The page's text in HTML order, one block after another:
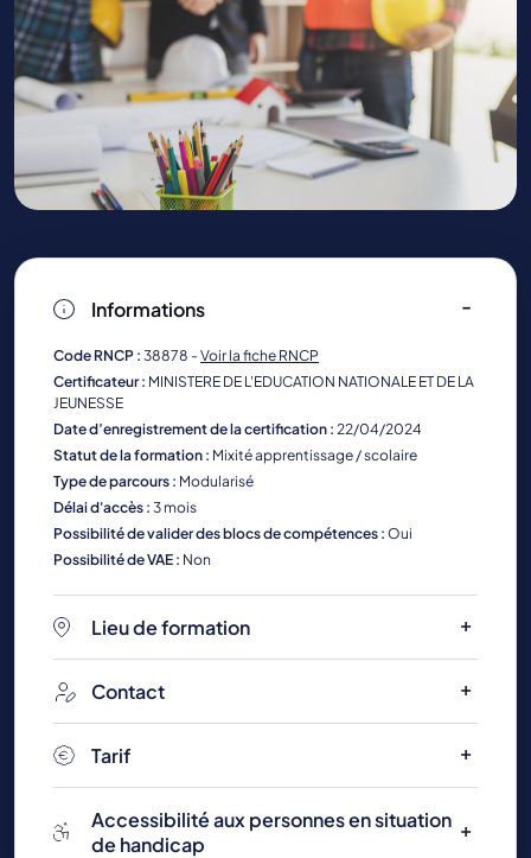
Informations
Code RNCP : 38878 - Voir la fiche RNCP
Certificateur : MINISTERE DE L'EDUCATION NATIONALE ET DE LA
JEUNESSE
Date d’enregistrement de la certification : 22/04/2024
Statut de la formation : Mixité apprentissage / scolaire
Type de parcours : Modularisé
Délai d'accès : 3 mois
Possibilité de valider des blocs de compétences : Oui
Possibilité de VAE : Non
Lieu de formation
Contact
Tarif
Accessibilité aux personnes en situation
de handicap